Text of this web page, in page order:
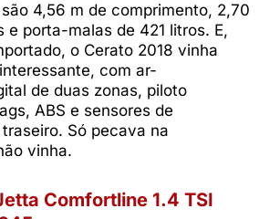
4,56 m de comprimento, 2,70
e porta-malas de 421 litros. E,
o Cerato 2018 vinha
com ar-
de duas zonas, piloto
ABS e sensores de
Só pecava na
vinha.
Comfortline 1.4 TSI